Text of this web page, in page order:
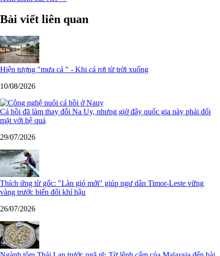
Bài viết liên quan
Hiện tượng "mưa cá " - Khi cá rơi từ trời xuống
10/08/2026
Cá hồi đã làm thay đổi Na Uy, nhưng giờ đây quốc gia này phải đối
mặt với hệ quả
29/07/2026
Thích ứng từ gốc: "Làn gió mới" giúp ngư dân Timor-Leste vững
vàng trước biến đổi khí hậu
26/07/2026